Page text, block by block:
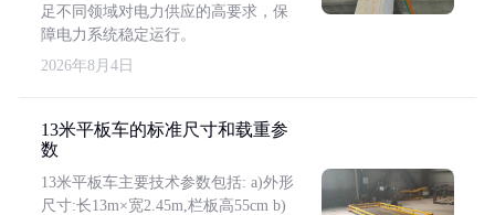
足不同领域对电力供应的高要求，保
障电力系统稳定运行。
2026年8月4日
13米平板车的标准尺寸和载重参
数
13米平板车主要技术参数包括: a)外形
尺寸:长13m×宽2.45m,栏板高55cm b)